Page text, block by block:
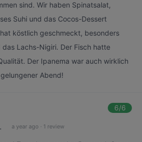
sind. Wir haben Spinatsalat,
Suhi und das Cocos-Dessert
köstlich geschmeckt, besonders
das Lachs-Nigiri. Der Fisch hatte
Der Ipanema war auch wirklich
Abend!
6/6
a year ago · 1 review